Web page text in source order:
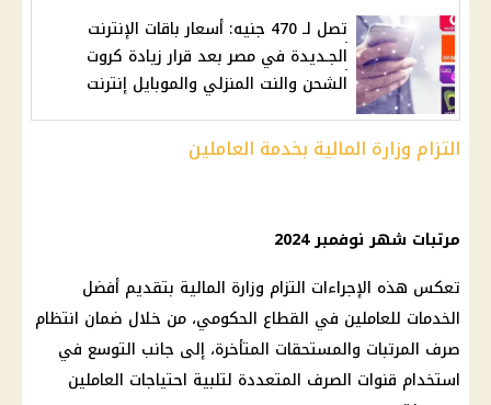
تصل لـ 470 جنيه: أسعار باقات الإنترنت
الجـديدة في مصر بعد قرار زيادة كروت
الشحن والنت المنزلي والموبايل إنترنت
التزام وزارة المالية بخدمة العاملين
مرتبات شهر نوفمبر 2024
تعكس هذه الإجراءات التزام وزارة المالية بتقديم أفضل
الخدمات للعاملين في القطاع الحكومي، من خلال ضمان انتظام
صرف المرتبات والمستحقات المتأخرة، إلى جانب التوسع في
استخدام قنوات الصرف المتعددة لتلبية احتياجات العاملين